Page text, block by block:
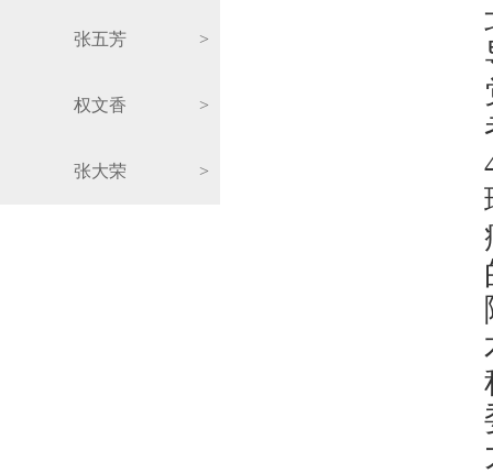
张五芳 >
权文香 >
张大荣 >